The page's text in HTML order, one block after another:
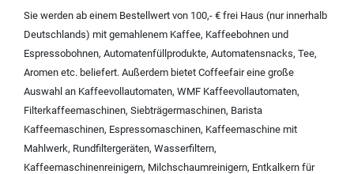
Sie werden ab einem Bestellwert von 100,- € frei Haus (nur innerhalb
Deutschlands) mit gemahlenem Kaffee, Kaffeebohnen und
Espressobohnen, Automatenfüllprodukte, Automatensnacks, Tee,
Aromen etc. beliefert. Außerdem bietet Coffeefair eine große
Auswahl an Kaffeevollautomaten, WMF Kaffeevollautomaten,
Filterkaffeemaschinen, Siebträgermaschinen, Barista
Kaffeemaschinen, Espressomaschinen, Kaffeemaschine mit
Mahlwerk, Rundfiltergeräten, Wasserfiltern,
Kaffeemaschinenreinigern, Milchschaumreinigern, Entkalkern für